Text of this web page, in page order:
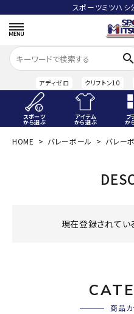
スポーツミツハシ
search
アディゼロ クリフトン10
スポーツ
から選ぶ
アイテム
から選ぶ
ブ
か
ACCOUNT MENU
person
スポーツから選ぶ
HOME バレーボール バレー
現在登録されてい
商品